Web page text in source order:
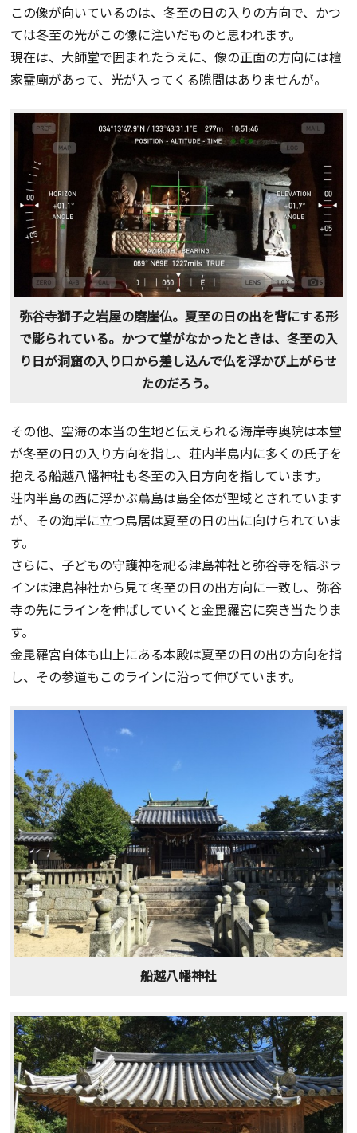
この像が向いているのは、冬至の日の入りの方向で、かつ
ては冬至の光がこの像に注いだものと思われます。
現在は、大師堂で囲まれたうえに、像の正面の方向には檀
家霊廟があって、光が入ってくる隙間はありませんが。
弥谷寺獅子之岩屋の磨崖仏。夏至の日の出を背にする形
で彫られている。かつて堂がなかったときは、冬至の入
り日が洞窟の入り口から差し込んで仏を浮かび上がらせ
たのだろう。
その他、空海の本当の生地と伝えられる海岸寺奥院は本堂
が冬至の日の入り方向を指し、荘内半島内に多くの氏子を
抱える船越八幡神社も冬至の入日方向を指しています。
荘内半島の西に浮かぶ蔦島は島全体が聖域とされています
が、その海岸に立つ鳥居は夏至の日の出に向けられていま
す。
さらに、子どもの守護神を祀る津島神社と弥谷寺を結ぶラ
インは津島神社から見て冬至の日の出方向に一致し、弥谷
寺の先にラインを伸ばしていくと金毘羅宮に突き当たりま
す。
金毘羅宮自体も山上にある本殿は夏至の日の出の方向を指
し、その参道もこのラインに沿って伸びています。
船越八幡神社